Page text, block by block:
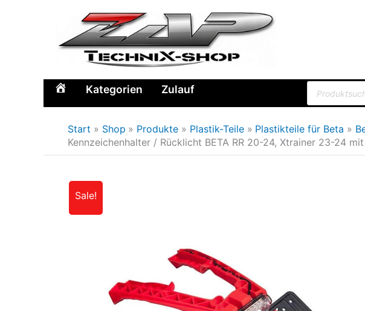
Home Kategorien Zulauf
Products
search
Start Shop Produkte Plastik-Teile Plastikteile für Beta
Kennzeichenhalter / Rücklicht BETA RR 20-24, Xtrainer 23-24
Sale!